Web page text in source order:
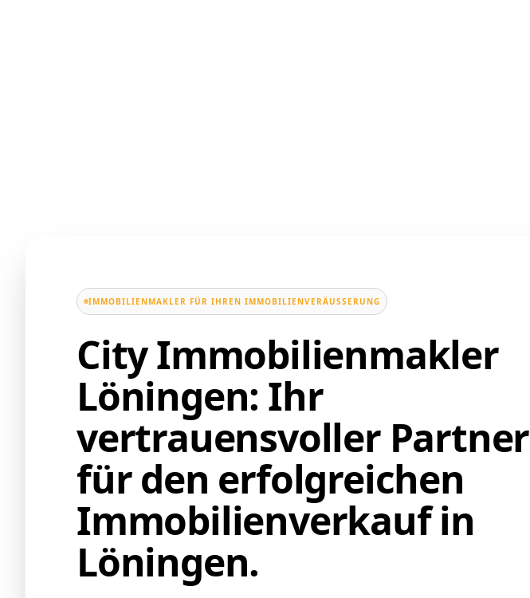
IMMOBILIENMAKLER FÜR IHREN IMMOBILIENVERÄUSSERUNG
City Immobilienmakler
Löningen: Ihr
vertrauensvoller Partner
für den erfolgreichen
Immobilienverkauf in
Löningen.